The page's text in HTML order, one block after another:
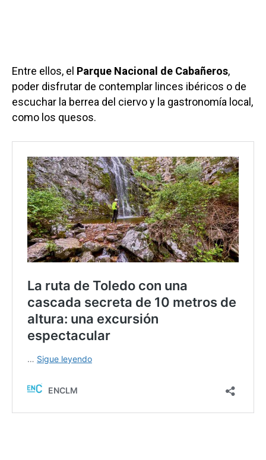
Entre ellos, el Parque Nacional de Cabañeros,
poder disfrutar de contemplar linces ibéricos o de
escuchar la berrea del ciervo y la gastronomía local,
como los quesos.